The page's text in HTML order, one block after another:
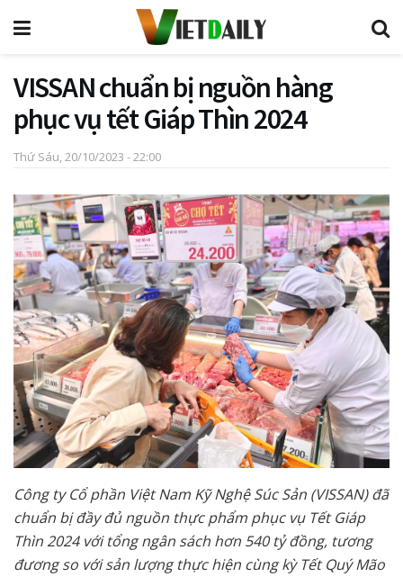
VISSAN chuẩn bị nguồn hàng
phục vụ tết Giáp Thìn 2024
Thứ Sáu, 20/10/2023 - 22:00
Công ty Cổ phần Việt Nam Kỹ Nghệ Súc Sản (VISSAN) đã
chuẩn bị đầy đủ nguồn thực phẩm phục vụ Tết Giáp
Thìn 2024 với tổng ngân sách hơn 540 tỷ đồng, tương
đương so với sản lượng thực hiện cùng kỳ Tết Quý Mão